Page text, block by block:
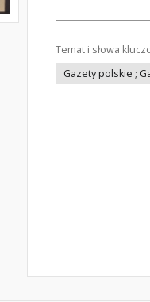
Temat i słowa
Gazety polskie ;